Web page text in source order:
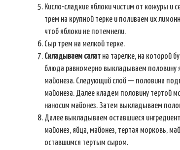
Кисло-сладкие яблоки чистим от кожуры и
трем на крупной терке и поливаем их
чтоб яблоки не потемнели.
Сыр трем на мелкой терке.
Складываем салат на тарелке, на которой
блюда равномерно выкладываем половину
майонеза. Следующий слой — половина
майонеза. Далее кладем половину тертой
наносим майонез. Затем выкладываем
Далее выкладываем оставшиеся
майонез, яйца, майонез, тертая морковь,
оставшимся тертым сыром.